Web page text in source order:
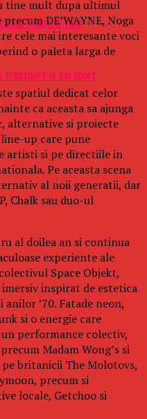
Afacerii Tale
transport in aeroport
tine mult dupa ultimul
DE’WAYNE, Noga
cele mai interesante voci
o paleta larga de
spatiul dedicat celor
ca aceasta sa ajunga
alternative si proiecte
up care pune
artisti si pe directiile in
Pe aceasta scena
al noii generatii, dar
Chalk sau duo-ul
al doilea an si continua
experiente ale
Space Objekt,
inspirat de estetica
’70. Fatade neon,
si o energie care
performance colectiv,
Madam Wong’s si
britanicii The Molotovs,
precum si
locale, Getchoo si